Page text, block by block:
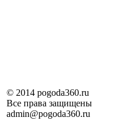
© 2014 pogoda360.ru
Все права защищены
admin@pogoda360.ru